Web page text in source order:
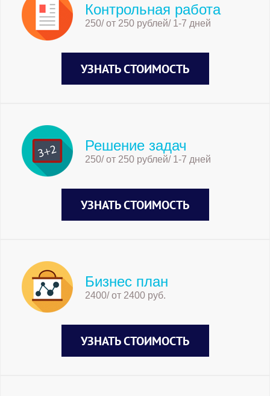
Контрольная работа
250/ от 250 рублей/ 1-7 дней
УЗНАТЬ СТОИМОСТЬ
Решение задач
250/ от 250 рублей/ 1-7 дней
УЗНАТЬ СТОИМОСТЬ
Бизнес план
2400/ от 2400 руб.
УЗНАТЬ СТОИМОСТЬ